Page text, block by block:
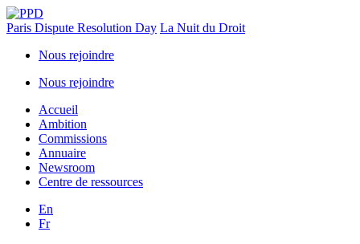
Paris Dispute Resolution Day La Nuit du Droit
Nous rejoindre
Nous rejoindre
Accueil
Ambition
Commissions
Annuaire
Newsroom
Centre de ressources
En
Fr